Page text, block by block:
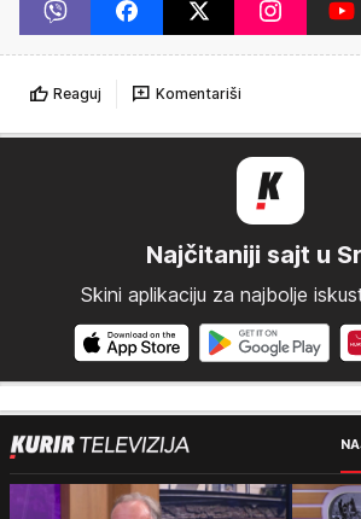
Reaguj Komentariši
Najčitaniji sajt u
Skini aplikaciju za najbolje